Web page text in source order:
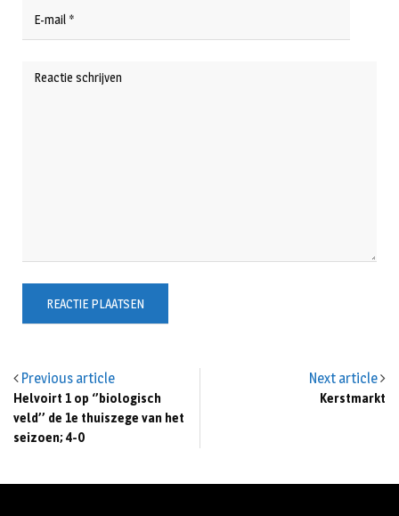
Previous article
Helvoirt 1 op ‘’biologisch
veld’’ de 1e thuiszege van het
seizoen; 4-0
Next article
Kerstmarkt